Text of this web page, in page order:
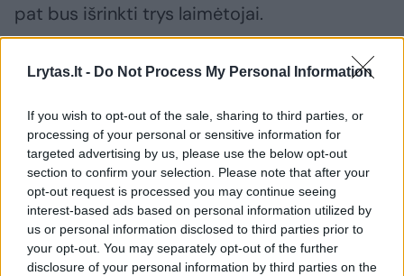
Lrytas.lt - Do Not Process My Personal Information
If you wish to opt-out of the sale, sharing to third parties, or
processing of your personal or sensitive information for
targeted advertising by us, please use the below opt-out
section to confirm your selection. Please note that after your
opt-out request is processed you may continue seeing
interest-based ads based on personal information utilized by
us or personal information disclosed to third parties prior to
your opt-out. You may separately opt-out of the further
disclosure of your personal information by third parties on the
pat bus išrinkti trys laimėtojai.
„Tai nėra lentynose esantis produktas – toks
pratęsimą, tiksliau – inicijavome ikiprekybinį
pirkimą. Tai reiškia – 3 mln. eurų ir atveriame
vėl kvietimą dalyvauti ne tik tiems trims
konsorciumams, kurie buvo atrinkti
pirminiame konkurse, bet ir visai kitai
ekosistemai“, – sakė jis.